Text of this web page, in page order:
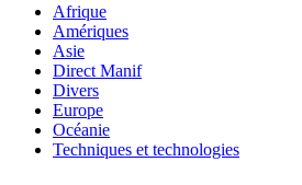
Afrique
Amériques
Asie
Direct Manif
Divers
Europe
Océanie
Techniques et technologies